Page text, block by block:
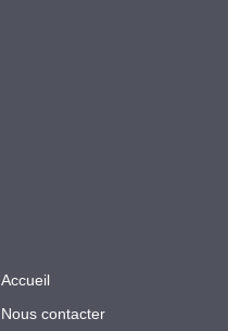
Accueil
Nous contacter